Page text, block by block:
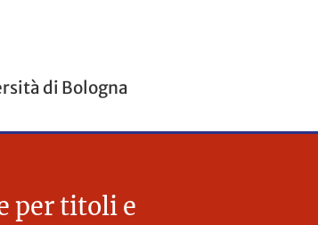
di Bologna
per titoli e